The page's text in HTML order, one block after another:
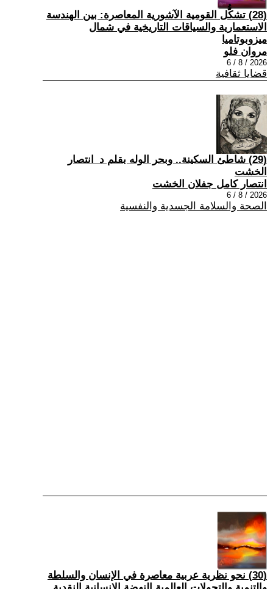
(28) تشكُّل القومية الآشورية المعاصرة: بين الهندسة
الاستعمارية والسياقات التاريخية في شمال
ميزوبوتاميا
مروان فلو
2026 / 8 / 6
قضايا ثقافية
(29) شاطئ السكينة.. وبحر الوله بقلم د_انتصار
الخشت
انتصار كامل جفلان الخشت
2026 / 8 / 6
الصحة والسلامة الجسدية والنفسية
(30) نحو نظرية عربية معاصرة في الإنسان والسلطة